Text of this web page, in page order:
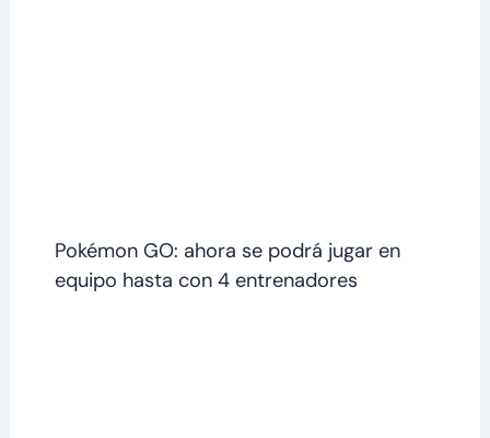
Pokémon GO: ahora se podrá jugar en
equipo hasta con 4 entrenadores